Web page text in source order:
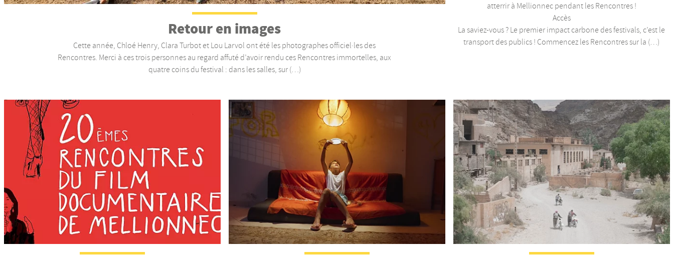
Retour en images
Cette année, Chloé Henry, Clara Turbot et Lou Larvol ont été les photographes officiel·les des
Rencontres. Merci à ces trois personnes au regard affuté d’avoir rendu ces Rencontres immortelles, aux
quatre coins du festival : dans les salles, sur (…)
atterrir à Mellionnec pendant les Rencontres !
Accès
La saviez-vous ? Le premier impact carbone des festivals, c’est le
transport des publics ! Commencez les Rencontres sur la (…)